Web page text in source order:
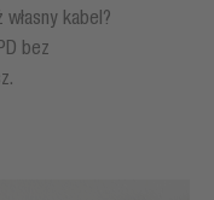
kabel?
bez